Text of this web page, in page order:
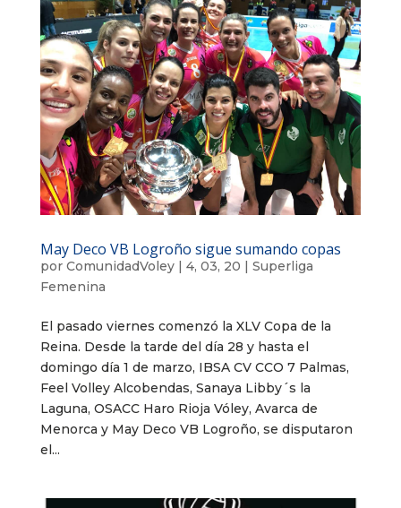
May Deco VB Logroño sigue sumando copas
por ComunidadVoley| 4, 03, 20 | Superliga
Femenina
El pasado viernes comenzó la XLV Copa de la
Reina. Desde la tarde del día 28 y hasta el
domingo día 1 de marzo, IBSA CV CCO 7 Palmas,
Feel Volley Alcobendas, Sanaya Libby´s la
Laguna, OSACC Haro Rioja Vóley, Avarca de
Menorca y May Deco VB Logroño, se disputaron
el...